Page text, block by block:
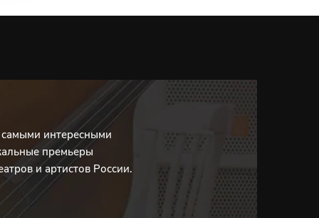
интересными
премьеры
и артистов России.